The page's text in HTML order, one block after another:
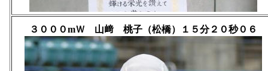
３０００mＷ 山﨑 桃子（松橋）１５分２０秒０６